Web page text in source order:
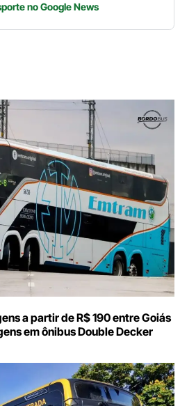
no Google News
a partir de R$ 190 entre Goiás
em ônibus Double Decker